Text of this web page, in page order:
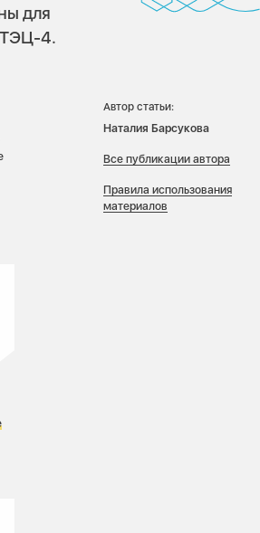
для
ТЭЦ-4.
Автор статьи:
Наталия Барсукова
Все публикации автора
Правила использования
материалов